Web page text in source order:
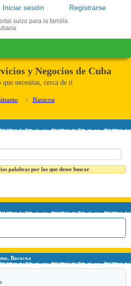
Registrarse
Iniciar sesión
suizo para la familia
y Negocios de Cuba
necesitas, cerca de ti
Baracoa
palabras por las que desee buscar
Baracoa